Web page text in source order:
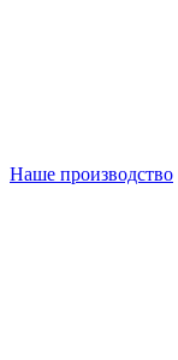
Наше производство